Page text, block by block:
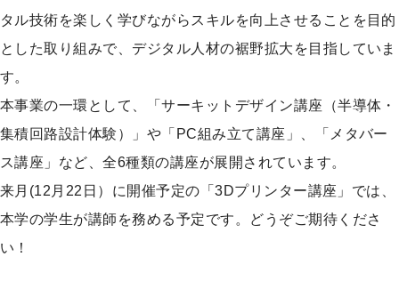
タル技術を楽しく学びながらスキルを向上させることを目的
とした取り組みで、デジタル人材の裾野拡大を目指していま
す。
本事業の一環として、「サーキットデザイン講座（半導体・
集積回路設計体験）」や「PC組み立て講座」、「メタバー
ス講座」など、全6種類の講座が展開されています。
来月(12月22日）に開催予定の「3Dプリンター講座」では、
本学の学生が講師を務める予定です。どうぞご期待くださ
い！